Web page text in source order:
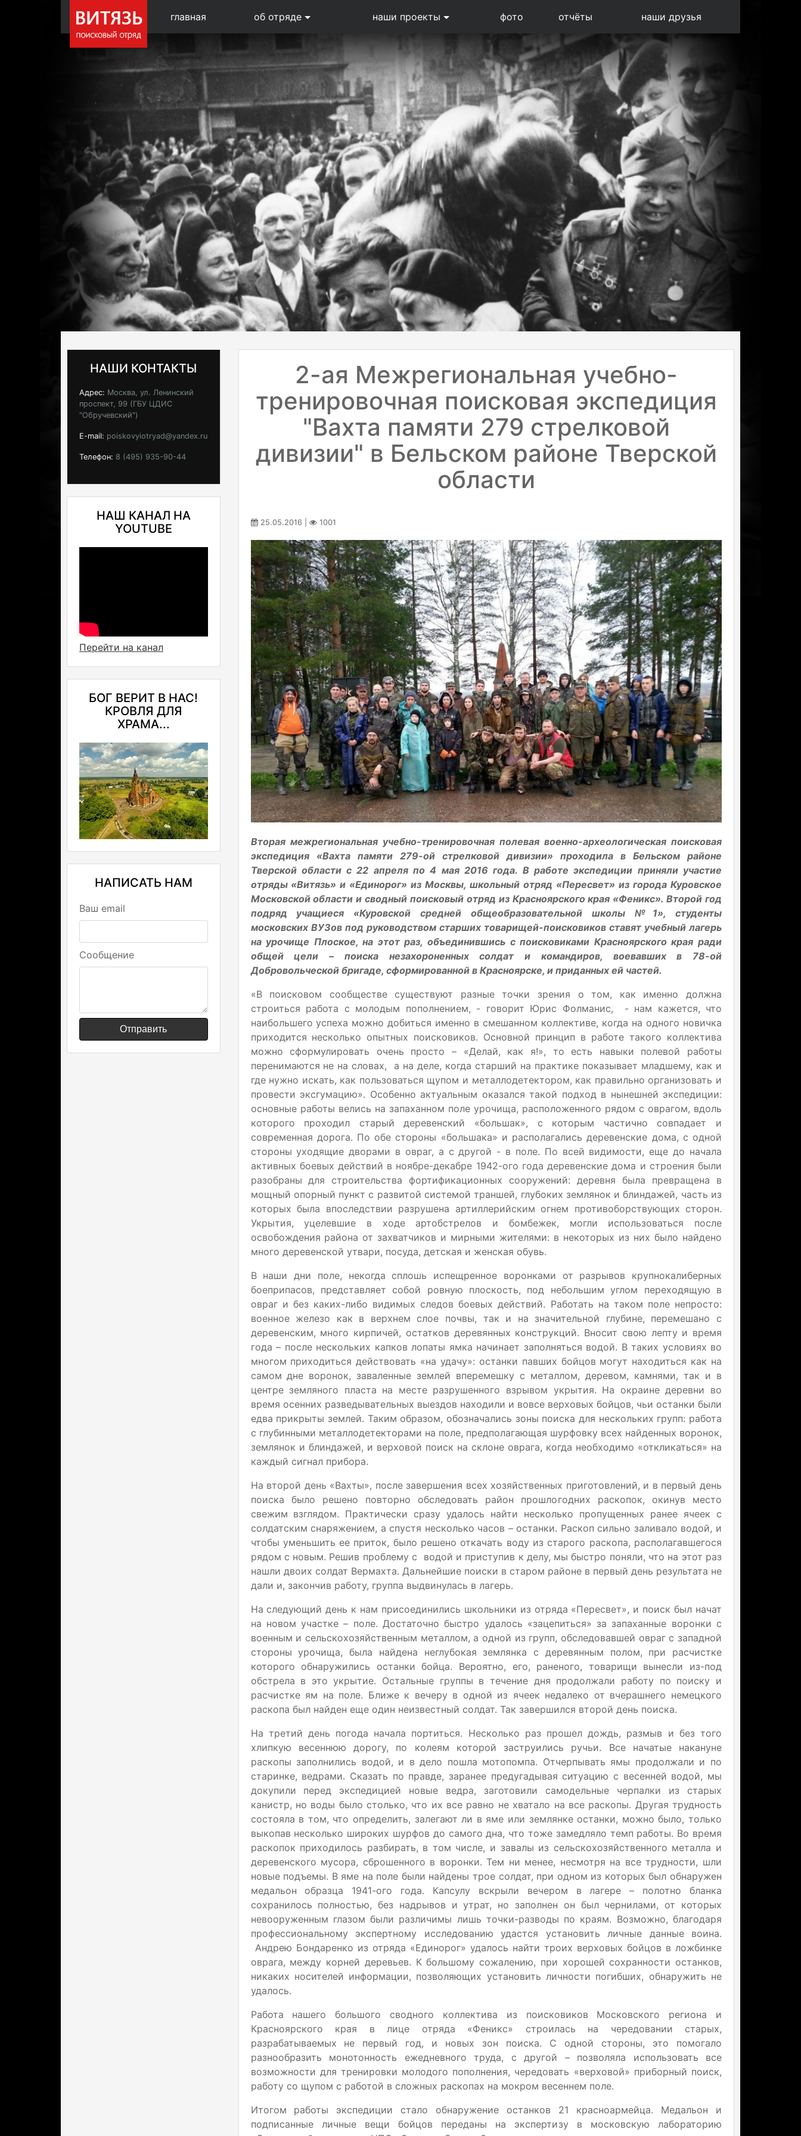
главная об отряде наши проекты фото отчёты наши друзья
НАШИ КОНТАКТЫ
Адрес: Москва, ул. Ленинский
проспект, 99 (ГБУ ЦДИС
"Обручевский")
E-mail: poiskovyiotryad@yandex.ru
Телефон: 8 (495) 935-90-44
НАШ КАНАЛ НА
YOUTUBE
Перейти на канал
БОГ ВЕРИТ В НАС!
КРОВЛЯ ДЛЯ
ХРАМА...
НАПИСАТЬ НАМ
Ваш email
Сообщение
Отправить
2-ая Межрегиональная учебно-
тренировочная поисковая экспедиция
"Вахта памяти 279 стрелковой
дивизии" в Бельском районе Тверской
области
25.05.2016 | 1001
Вторая межрегиональная учебно-тренировочная полевая военно-археологическая поисковая
экспедиция «Вахта памяти 279-ой стрелковой дивизии» проходила в Бельском районе
Тверской области с 22 апреля по 4 мая 2016 года. В работе экспедиции приняли участие
отряды «Витязь» и «Единорог» из Москвы, школьный отряд «Пересвет» из города Куровское
Московской области и сводный поисковый отряд из Красноярского края «Феникс». Второй год
подряд учащиеся «Куровской средней общеобразовательной школы №1», студенты
московских ВУЗов под руководством старших товарищей-поисковиков ставят учебный лагерь
на урочище Плоское, на этот раз, объединившись с поисковиками Красноярского края ради
общей цели – поиска незахороненных солдат и командиров, воевавших в 78-ой
Добровольческой бригаде, сформированной в Красноярске, и приданных ей частей.
«В поисковом сообществе существуют разные точки зрения о том, как именно должна
строиться работа с молодым пополнением, - говорит Юрис Фолманис, - нам кажется, что
наибольшего успеха можно добиться именно в смешанном коллективе, когда на одного новичка
приходится несколько опытных поисковиков. Основной принцип в работе такого коллектива
можно сформулировать очень просто – «Делай, как я!», то есть навыки полевой работы
перенимаются не на словах, а на деле, когда старший на практике показывает младшему, как и
где нужно искать, как пользоваться щупом и металлодетектором, как правильно организовать и
провести эксгумацию». Особенно актуальным оказался такой подход в нынешней экспедиции:
основные работы велись на запаханном поле урочища, расположенного рядом с оврагом, вдоль
которого проходил старый деревенский «большак», с которым частично совпадает и
современная дорога. По обе стороны «большака» и располагались деревенские дома, с одной
стороны уходящие дворами в овраг, а с другой - в поле. По всей видимости, еще до начала
активных боевых действий в ноябре-декабре 1942-ого года деревенские дома и строения были
разобраны для строительства фортификационных сооружений: деревня была превращена в
мощный опорный пункт с развитой системой траншей, глубоких землянок и блиндажей, часть из
которых была впоследствии разрушена артиллерийским огнем противоборствующих сторон.
Укрытия, уцелевшие в ходе артобстрелов и бомбежек, могли использоваться после
освобождения района от захватчиков и мирными жителями: в некоторых из них было найдено
много деревенской утвари, посуда, детская и женская обувь.
В наши дни поле, некогда сплошь испещренное воронками от разрывов крупнокалиберных
боеприпасов, представляет собой ровную плоскость, под небольшим углом переходящую в
овраг и без каких-либо видимых следов боевых действий. Работать на таком поле непросто:
военное железо как в верхнем слое почвы, так и на значительной глубине, перемешано с
деревенским, много кирпичей, остатков деревянных конструкций. Вносит свою лепту и время
года – после нескольких капков лопаты ямка начинает заполняться водой. В таких условиях во
многом приходиться действовать «на удачу»: останки павших бойцов могут находиться как на
самом дне воронок, заваленные землей вперемешку с металлом, деревом, камнями, так и в
центре земляного пласта на месте разрушенного взрывом укрытия. На окраине деревни во
время осенних разведывательных выездов находили и вовсе верховых бойцов, чьи останки были
едва прикрыты землей. Таким образом, обозначались зоны поиска для нескольких групп: работа
с глубинными металлодетекторами на поле, предполагающая шурфовку всех найденных воронок,
землянок и блиндажей, и верховой поиск на склоне оврага, когда необходимо «откликаться» на
каждый сигнал прибора.
На второй день «Вахты», после завершения всех хозяйственных приготовлений, и в первый день
поиска было решено повторно обследовать район прошлогодних раскопок, окинув место
свежим взглядом. Практически сразу удалось найти несколько пропущенных ранее ячеек с
солдатским снаряжением, а спустя несколько часов – останки. Раскоп сильно заливало водой, и
чтобы уменьшить ее приток, было решено откачать воду из старого раскопа, располагавшегося
рядом с новым. Решив проблему с водой и приступив к делу, мы быстро поняли, что на этот раз
нашли двоих солдат Вермахта. Дальнейшие поиски в старом районе в первый день результата не
дали и, закончив работу, группа выдвинулась в лагерь.
На следующий день к нам присоединились школьники из отряда «Пересвет», и поиск был начат
на новом участке – поле. Достаточно быстро удалось «зацепиться» за запаханные воронки с
военным и сельскохозяйственным металлом, а одной из групп, обследовавшей овраг с западной
стороны урочища, была найдена неглубокая землянка с деревянным полом, при расчистке
которого обнаружились останки бойца. Вероятно, его, раненого, товарищи вынесли из-под
обстрела в это укрытие. Остальные группы в течение дня продолжали работу по поиску и
расчистке ям на поле. Ближе к вечеру в одной из ячеек недалеко от вчерашнего немецкого
раскопа был найден еще один неизвестный солдат. Так завершился второй день поиска.
На третий день погода начала портиться. Несколько раз прошел дождь, размыв и без того
хлипкую весеннюю дорогу, по колеям которой заструились ручьи. Все начатые накануне
раскопы заполнились водой, и в дело пошла мотопомпа. Отчерпывать ямы продолжали и по
старинке, ведрами. Сказать по правде, заранее предугадывая ситуацию с весенней водой, мы
докупили перед экспедицией новые ведра, заготовили самодельные черпалки из старых
канистр, но воды было столько, что их все равно не хватало на все раскопы. Другая трудность
состояла в том, что определить, залегают ли в яме или землянке останки, можно было, только
выкопав несколько широких шурфов до самого дна, что тоже замедляло темп работы. Во время
раскопок приходилось разбирать, в том числе, и завалы из сельскохозяйственного металла и
деревенского мусора, сброшенного в воронки. Тем ни менее, несмотря на все трудности, шли
новые подъемы. В яме на поле были найдены трое солдат, при одном из которых был обнаружен
медальон образца 1941-ого года. Капсулу вскрыли вечером в лагере – полотно бланка
сохранилось полностью, без надрывов и утрат, но заполнен он был чернилами, от которых
невооруженным глазом были различимы лишь точки-разводы по краям. Возможно, благодаря
профессиональному экспертному исследованию удастся установить личные данные воина.
Андрею Бондаренко из отряда «Единорог» удалось найти троих верховых бойцов в ложбинке
оврага, между корней деревьев. К большому сожалению, при хорошей сохранности останков,
никаких носителей информации, позволяющих установить личности погибших, обнаружить не
удалось.
Работа нашего большого сводного коллектива из поисковиков Московского региона и
Красноярского края в лице отряда «Феникс» строилась на чередовании старых,
разрабатываемых не первый год, и новых зон поиска. С одной стороны, это помогало
разнообразить монотонность ежедневного труда, с другой – позволяла использовать все
возможности для тренировки молодого пополнения, чередовать «верховой» приборный поиск,
работу со щупом с работой в сложных раскопах на мокром весеннем поле.
Итогом работы экспедиции стало обнаружение останков 21 красноармейца. Медальон и
подписанные личные вещи бойцов переданы на экспертизу в московскую лабораторию